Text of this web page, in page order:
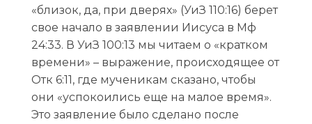
«близок, да, при дверях» (УиЗ 110:16) берет
свое начало в заявлении Иисуса в Мф
24:33. В УиЗ 100:13 мы читаем о «кратком
времени» – выражение, происходящее от
Отк 6:11, где мученикам сказано, чтобы
они «успокоились еще на малое время».
Это заявление было сделано после